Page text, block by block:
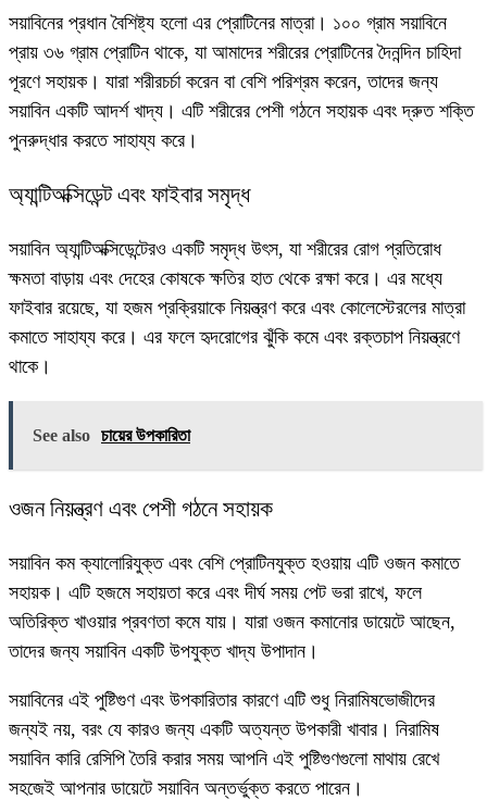
সয়াবিনের প্রধান বৈশিষ্ট্য হলো এর প্রোটিনের মাত্রা। ১০০ গ্রাম সয়াবিনে
প্রায় ৩৬ গ্রাম প্রোটিন থাকে, যা আমাদের শরীরের প্রোটিনের দৈনন্দিন চাহিদা
পূরণে সহায়ক। যারা শরীরচর্চা করেন বা বেশি পরিশ্রম করেন, তাদের জন্য
সয়াবিন একটি আদর্শ খাদ্য। এটি শরীরের পেশী গঠনে সহায়ক এবং দ্রুত শক্তি
পুনরুদ্ধার করতে সাহায্য করে।
অ্যান্টিঅক্সিডেন্ট এবং ফাইবার সমৃদ্ধ
সয়াবিন অ্যান্টিঅক্সিডেন্টেরও একটি সমৃদ্ধ উৎস, যা শরীরের রোগ প্রতিরোধ
ক্ষমতা বাড়ায় এবং দেহের কোষকে ক্ষতির হাত থেকে রক্ষা করে। এর মধ্যে
ফাইবার রয়েছে, যা হজম প্রক্রিয়াকে নিয়ন্ত্রণ করে এবং কোলেস্টেরলের মাত্রা
কমাতে সাহায্য করে। এর ফলে হৃদরোগের ঝুঁকি কমে এবং রক্তচাপ নিয়ন্ত্রণে
থাকে।
See also চায়ের উপকারিতা
ওজন নিয়ন্ত্রণ এবং পেশী গঠনে সহায়ক
সয়াবিন কম ক্যালোরিযুক্ত এবং বেশি প্রোটিনযুক্ত হওয়ায় এটি ওজন কমাতে
সহায়ক। এটি হজমে সহায়তা করে এবং দীর্ঘ সময় পেট ভরা রাখে, ফলে
অতিরিক্ত খাওয়ার প্রবণতা কমে যায়। যারা ওজন কমানোর ডায়েটে আছেন,
তাদের জন্য সয়াবিন একটি উপযুক্ত খাদ্য উপাদান।
সয়াবিনের এই পুষ্টিগুণ এবং উপকারিতার কারণে এটি শুধু নিরামিষভোজীদের
জন্যই নয়, বরং যে কারও জন্য একটি অত্যন্ত উপকারী খাবার। নিরামিষ
সয়াবিন কারি রেসিপিতৈরি করার সময় আপনি এই পুষ্টিগুণগুলো মাথায় রেখে
সহজেই আপনার ডায়েটে সয়াবিন অন্তর্ভুক্ত করতে পারেন।